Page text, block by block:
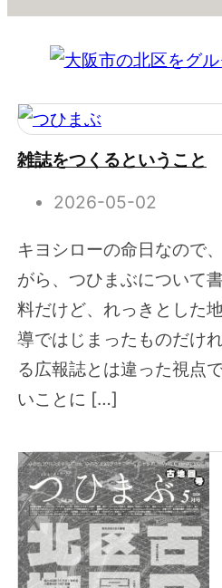
雑誌をつくるということ
2026-05-02
キヨシローの命日なので
がら、つひまぶについて
料だけど、れっきとした
導ではじまったものだけ
る広報誌とは違った視点
いことに […]